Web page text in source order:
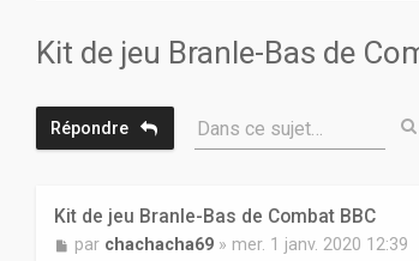
Kit de jeu Branle-Bas de
Répondre Dans ce sujet…
Kit de jeu Branle-Bas de Combat BBC
M
par chachacha69» mer. 1 janv. 2020 12:39